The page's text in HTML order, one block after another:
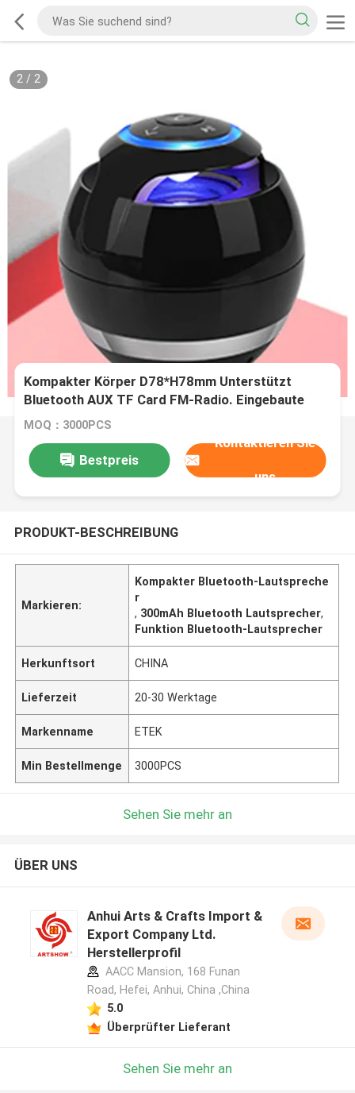
2/ 2
Kompakter Körper D78*H78mm Unterstützt
Bluetooth AUX TF Card FM-Radio. Eingebaute
300mAh-Batterie USB-Ladung 40mm
MOQ：3000PCS
Bestpreis
Kontaktieren Sie
uns
PRODUKT-BESCHREIBUNG
Markieren:
Kompakter Bluetooth-Lautspreche
r
, 300mAh Bluetooth Lautsprecher,
Funktion Bluetooth-Lautsprecher
Herkunftsort CHINA
Lieferzeit 20-30 Werktage
Markenname ETEK
Min Bestellmenge 3000PCS
Sehen Sie mehr an
ÜBER UNS
Anhui Arts & Crafts Import &
Export Company Ltd.
Herstellerprofil
AACC Mansion, 168 Funan
Road, Hefei, Anhui, China ,China
5.0
Überprüfter Lieferant
Sehen Sie mehr an